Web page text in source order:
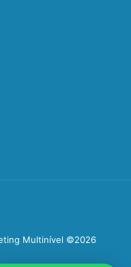
Multinível ©2026